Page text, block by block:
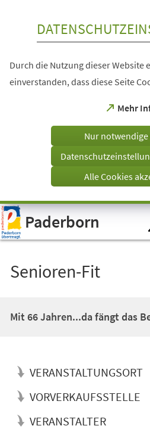
Visuelle
Assistenzsoftware
öffnen.
Durch die Nutzung dieser Website
einverstanden, dass diese Seite
Mehr
(Öffnet
einem
Tab)
Nur notwendige
Alle Cookies
Paderborn
Senioren-Fit
Mit 66 Jahren...da fängt das
VERANSTALTUNGSORT
VORVERKAUFSSTELLE
VERANSTALTER